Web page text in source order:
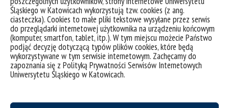
Śląskiego w Katowicach wykorzystują tzw. cookies (z ang.
ciasteczka). Cookies to małe pliki tekstowe wysyłane przez serwis
do przeglądarki internetowej użytkownika na urządzeniu końcowym
(komputer, smartfon, tablet, itp.). W tym miejscu możecie Państwo
podjąć decyzję dotyczącą typów plików cookies, które będą
wykorzystywane w tym serwisie internetowym. Zachęcamy do
zapoznania się z Polityką Prywatności Serwisów Internetowych
Uniwersytetu Śląskiego w Katowicach.
SAP
Bankowa 11, 40-007 Katowice
Phone: +48 32 359 22 22
e-mail:info@us.edu.pl
NIP: 634-019-71-34